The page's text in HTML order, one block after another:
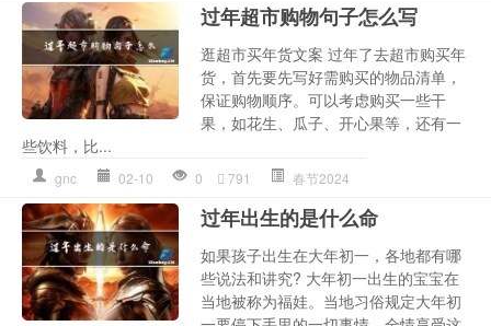
过年超市购物句子怎么写
逛超市买年货文案 过年了去超市购买年
货，首先要先写好需购买的物品清单，
保证购物顺序。可以考虑购买一些干
果，如花生、瓜子、开心果等，还有一
些饮料，比...
gnc 02-10 0 791 春节2024
过年出生的是什么命
如果孩子出生在大年初一，各地都有哪
些说法和讲究? 大年初一出生的宝宝在
当地被称为福娃。当地习俗规定大年初